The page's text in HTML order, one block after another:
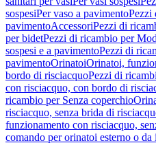
sospesiPer vaso a pavimentoPezzi
pavimentoAccessoriPezzi di
per bidetPezzi di ricambio per
sospesi e a pavimentoPezzi di
pavimentoOrinatoiOrinatoi,
bordo di risciacquoPezzi di
con risciacquo, con bordo di
ricambio per Senza coperchio
risciacquo, senza brida di
funzionamento con risciacquo,
comando per orinatoi esterno o da